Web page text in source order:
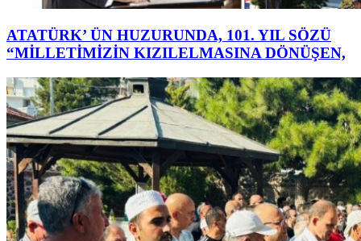
ATATÜRK’ ÜN HUZURUNDA, 101. YIL SÖZÜ
“MİLLETİMİZİN KIZILELMASINA DÖNÜŞEN,